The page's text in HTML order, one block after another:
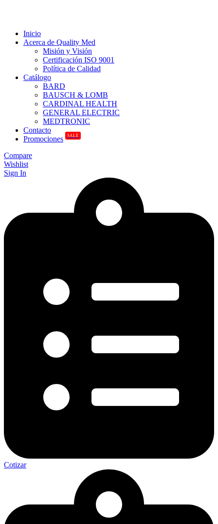
Inicio
Acerca de Quality Med
Misión y Visión
Certificación ISO 9001
Política de Calidad
Catálogo
BARD
BAUSCH & LOMB
CARDINAL HEALTH
GENERAL ELECTRIC
MEDTRONIC
Contacto
Promociones
SALE
Compare
Wishlist
Sign In
Cotizar